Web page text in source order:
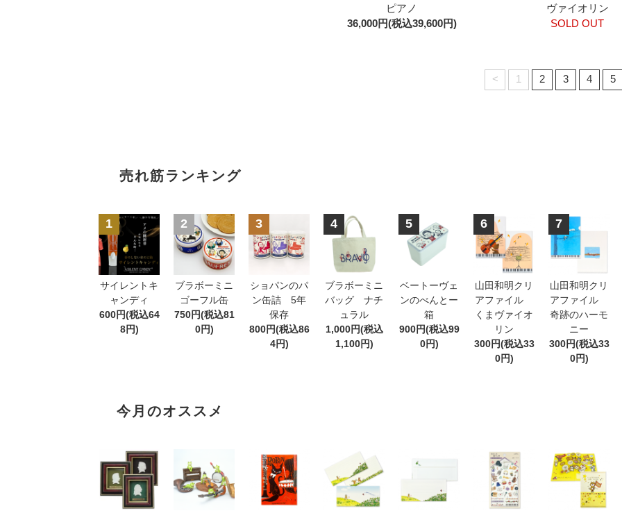
ピアノ
36,000円(税込39,600円)
ヴァイオリン
SOLD OUT
< 1 2 3 4 5
売れ筋ランキング
1
サイレントキ
ャンディ
600円(税込64
8円)
2
ブラボーミニ
ゴーフル缶
750円(税込81
0円)
3
ショパンのパ
ン缶詰 5年
保存
800円(税込86
4円)
4
ブラボーミニ
バッグ ナチ
ュラル
1,000円(税込
1,100円)
5
ベートーヴェ
ンのべんとー
箱
900円(税込99
0円)
6
山田和明クリ
アファイル
くまヴァイオ
リン
300円(税込33
0円)
7
山田和明クリ
アファイル
奇跡のハーモ
ニー
300円(税込33
0円)
今月のオススメ